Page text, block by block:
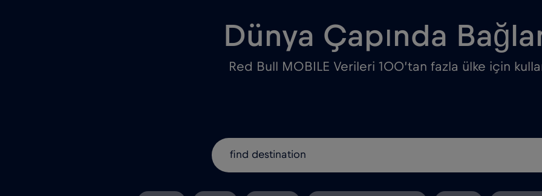
Dünya Çapında
Red Bull MOBILE Verileri 100’tan fazla ülke için